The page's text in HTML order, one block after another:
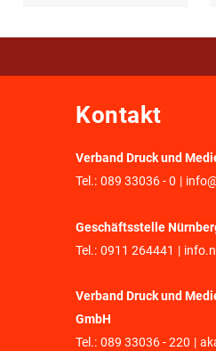
Kontakt
Verband Druck und
Tel.: 089 33036 - 0 |
Geschäftsstelle
Tel.: 0911 264441 |
Verband Druck und
GmbH
Tel.: 089 33036 - 220 |